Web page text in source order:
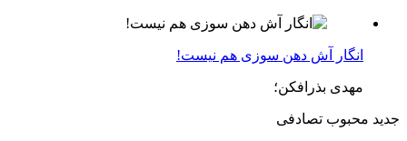
انگار آش دهن سوزی هم نیست!
مهدی بذرافکن؛
جدید محبوب تصادفی